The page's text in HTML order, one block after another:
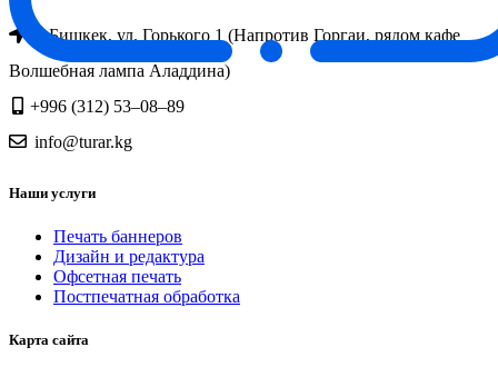
г. Бишкек, ул. Горького 1 (Напротив Горгаи, рядом кафе
Волшебная лампа Аладдина)
+996 (312) 53–08–89
info@turar.kg
Наши услуги
Печать баннеров
Дизайн и редактура
Офсетная печать
Постпечатная обработка
Карта сайта